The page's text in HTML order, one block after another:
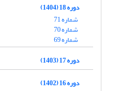
دوره 18 (1404)
شماره 71
شماره 70
شماره 69
دوره 17 (1403)
دوره 16 (1402)